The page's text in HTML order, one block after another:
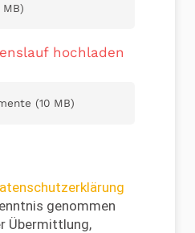
MB)
hochladen
(10 MB)
genommen
Übermittlung,